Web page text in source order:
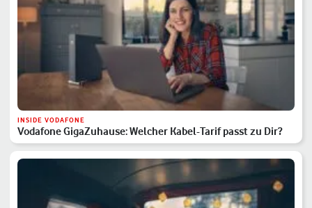
INSIDE VODAFONE
Vodafone GigaZuhause: Welcher Kabel-Tarif passt zu Dir?